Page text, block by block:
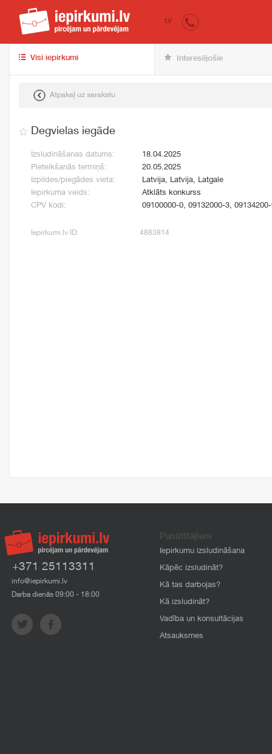
iepirkumi.lv
LV
Visi iepirkumi Interesējošie
Atpakaļ uz sarakstu
Degvielas iegāde
Izsludināšanas datums:
18.04.2025
Pieteikšanās termiņš:
20.05.2025
Izpildes/piegādes vieta:
Latvija, Latvija, Latgale
Iepirkuma veids:
Atklāts konkurss
CPV kodi:
09100000-0, 09132000-3,
Iepirkumi.lv ID: 4883814
+371 25113311
info@iepirkumi.lv
Darba dienās 09:00 - 18:00
Pasūtītājiem
Iepirkumu izsludināšana
Kāpēc izsludināt?
Kā tas darbojas?
Kā izsludināt?
Vadība un konsultācijas
Atsauksmes